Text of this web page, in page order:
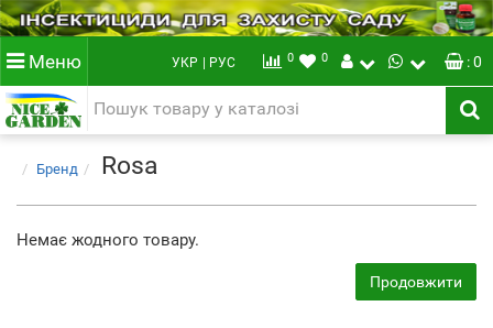
Меню УКР | РУС 0 0 : 0
Бренд Rosa
Немає жодного товару.
Продовжити